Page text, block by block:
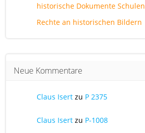
historische Dokumente Schulen
Rechte an historischen Bildern
Neue Kommentare
Claus Isert zu P 2375
Claus Isert zu P-1008